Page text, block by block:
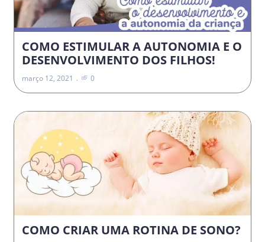
COMO ESTIMULAR A AUTONOMIA E O
DESENVOLVIMENTO DOS FILHOS!
março 12, 2021 0
COMO CRIAR UMA ROTINA DE SONO?